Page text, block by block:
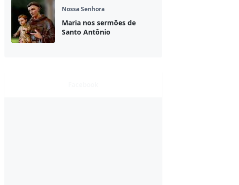
Nossa Senhora
Maria nos sermões de
Santo Antônio